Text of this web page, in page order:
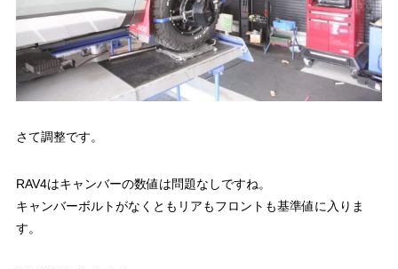
さて調整です。
RAV4はキャンバーの数値は問題なしですね。
キャンバーボルトがなくともリアもフロントも基準値に入りま
す。